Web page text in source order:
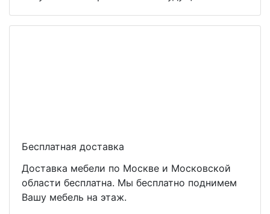
Бесплатная доставка
Доставка мебели по Москве и Московской
области бесплатна. Мы бесплатно поднимем
Вашу мебель на этаж.